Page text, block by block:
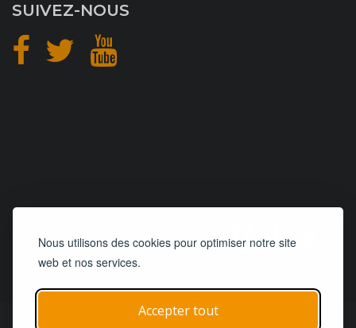
Nous utilisons des cookies pour optimiser notre site
web et nos services.
Accepter tout
SUIVEZ-NOUS
CONCEPTIONetHÉBERGEMENT